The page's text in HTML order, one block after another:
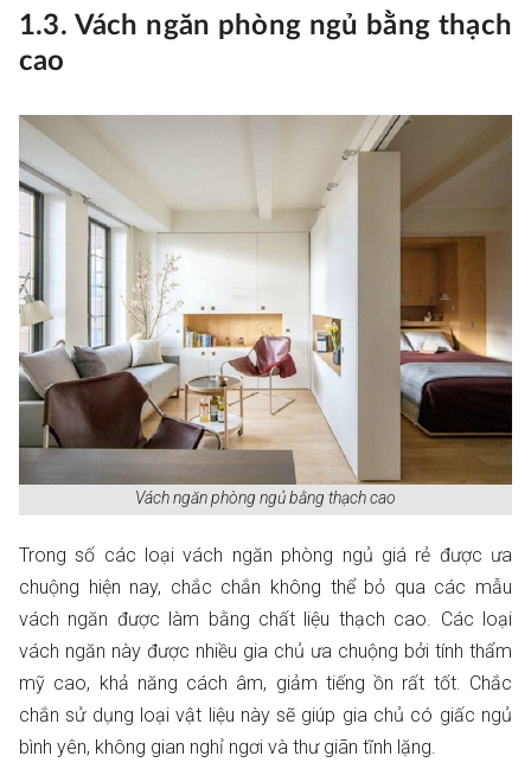
1.3. Vách ngăn phòng ngủ bằng thạch
cao
Vách ngăn phòng ngủ bằng thạch cao
Trong số các loại vách ngăn phòng ngủ giá rẻ được ưa
chuộng hiện nay, chắc chắn không thể bỏ qua các mẫu
vách ngăn được làm bằng chất liệu thạch cao. Các loại
vách ngăn này được nhiều gia chủ ưa chuộng bởi tính thẩm
mỹ cao, khả năng cách âm, giảm tiếng ồn rất tốt. Chắc
chắn sử dụng loại vật liệu này sẽ giúp gia chủ có giấc ngủ
bình yên, không gian nghỉ ngơi và thư giãn tĩnh lặng.